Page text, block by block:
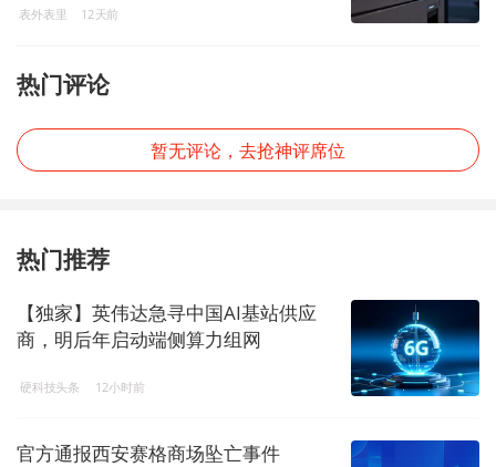
表外表里 12天前
热门评论
暂无评论，去抢神评席位
热门推荐
【独家】英伟达急寻中国AI基站供应
商，明后年启动端侧算力组网
硬科技头条 12小时前
官方通报西安赛格商场坠亡事件